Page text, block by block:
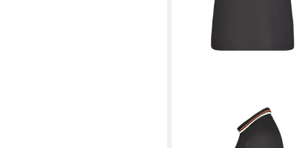
JAMES & NICHOLSON
Poloshirt
Doppelpack Damen Polo-Shirt